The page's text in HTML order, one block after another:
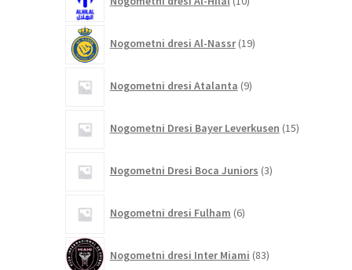
izdelkov
Nogometni dresi Al-Nassr 19izdelkov
Nogometni dresi Atalanta 9izdelkov
Nogometni Dresi Bayer Leverkusen 15izdelkov
Nogometni Dresi Boca Juniors 3izdelki
Nogometni dresi Fulham 6izdelkov
Nogometni dresi Inter Miami 83izdelkov